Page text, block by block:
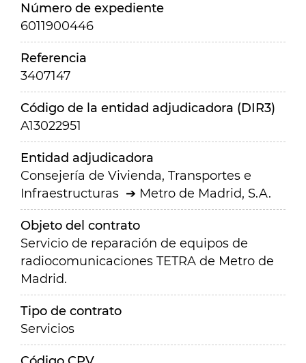
Número de expediente
6011900446
Referencia
3407147
Código de la entidad adjudicadora (DIR3)
A13022951
Entidad adjudicadora
Consejería de Vivienda, Transportes e
Infraestructuras
Metro de Madrid, S.A.
Objeto del contrato
Servicio de reparación de equipos de
radiocomunicaciones TETRA de Metro de
Madrid.
Tipo de contrato
Servicios